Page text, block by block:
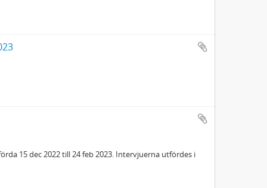
15 dec 2022 till 24 feb 2023. Intervjuerna utfördes i